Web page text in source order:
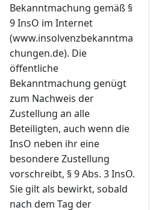
Bekanntmachung gemäß §
9 InsO im Internet
(www.insolvenzbekanntma
chungen.de). Die
öffentliche
Bekanntmachung genügt
zum Nachweis der
Zustellung an alle
Beteiligten, auch wenn die
InsO neben ihr eine
besondere Zustellung
vorschreibt, § 9 Abs. 3 InsO.
Sie gilt als bewirkt, sobald
nach dem Tag der